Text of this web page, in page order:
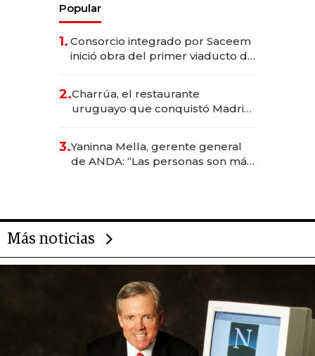
Popular
1. Consorcio integrado por Saceem
inició obra del primer viaducto de
millones
2.Charrúa, el restaurante
uruguayo que conquistó Madrid:
anticipación y prepara apertura
3.Yaninna Mella, gerente general
de ANDA: “Las personas son más
Más noticias